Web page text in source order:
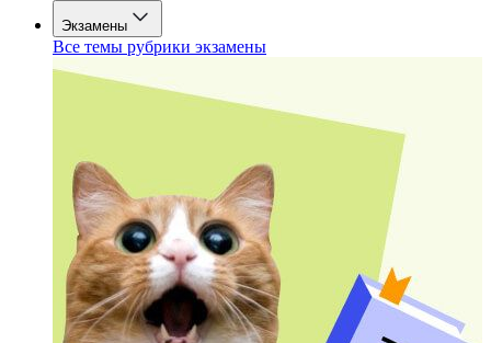
Экзамены
Все темы рубрики экзамены